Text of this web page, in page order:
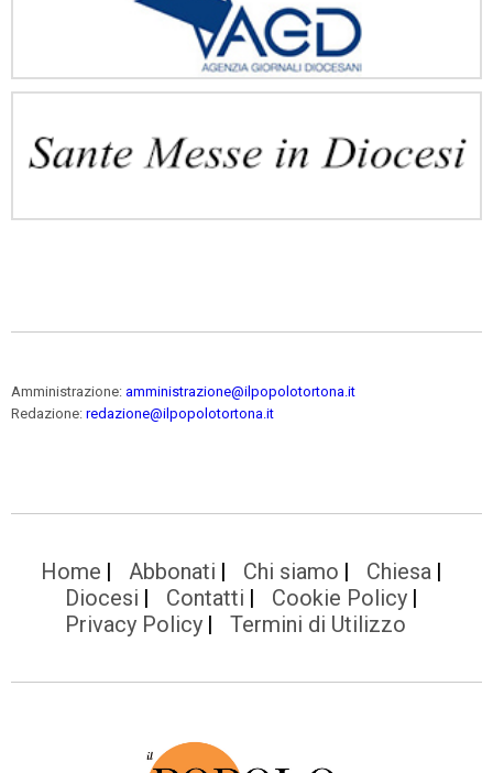
Amministrazione: amministrazione@ilpopolotortona.it
Redazione: redazione@ilpopolotortona.it
Home Abbonati Chi siamo
Chiesa
Diocesi
Contatti
Cookie Policy
Privacy Policy
Termini di Utilizzo